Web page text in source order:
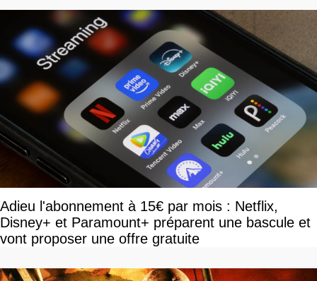
Adieu l'abonnement à 15€ par mois : Netflix,
Disney+ et Paramount+ préparent une bascule et
vont proposer une offre gratuite